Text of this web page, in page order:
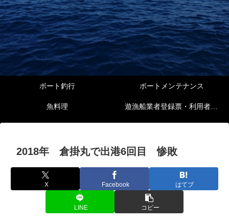
ボート釣行 ボートメンテナンス
魚料理 遊漁船業者登録票・利用者の安全確保等に関する情報
2018年 倉掛丸で出港6回目 惨敗
X Facebook はてブ
LINE コピー